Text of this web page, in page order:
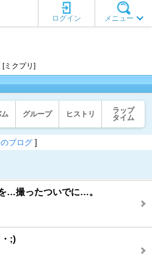
メニュー
ログイン
[ミクプリ]
ム グループ ヒストリ
ラップ
タイム
ブログ ]
…撮ったついでに…。
;)